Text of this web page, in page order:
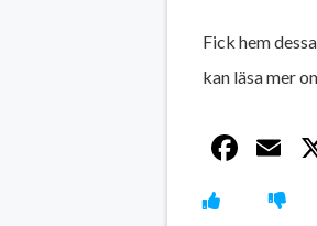
Fick hem
kan läsa mer